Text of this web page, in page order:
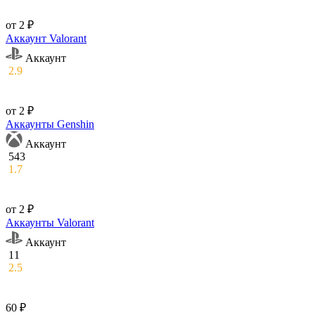
от 2 ₽
Аккаунт Valorant
Аккаунт
2.9
от 2 ₽
Аккаунты Genshin
Аккаунт
543
1.7
от 2 ₽
Аккаунты Valorant
Аккаунт
11
2.5
60 ₽